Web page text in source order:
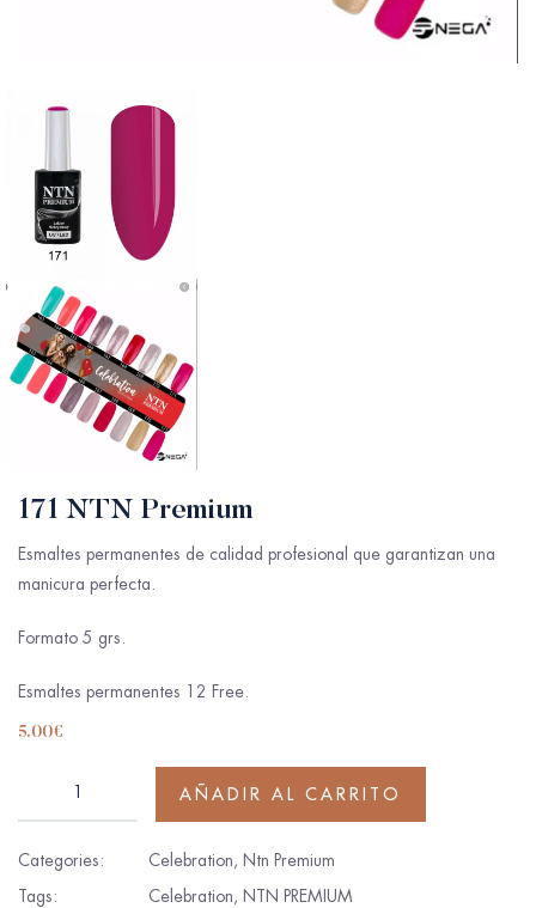
171 NTN Premium
Esmaltes permanentes de calidad profesional que garantizan una
manicura perfecta.
Formato 5 grs.
Esmaltes permanentes 12 Free.
5.00€
AÑADIR AL CARRITO
Categories: Celebration, Ntn Premium
Tags:
Celebration, NTN PREMIUM